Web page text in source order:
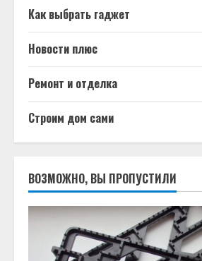
Как выбрать гаджет
Новости плюс
Ремонт и отделка
Строим дом сами
ВОЗМОЖНО, ВЫ ПРОПУСТИЛИ